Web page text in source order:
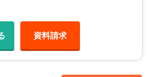
資料請求